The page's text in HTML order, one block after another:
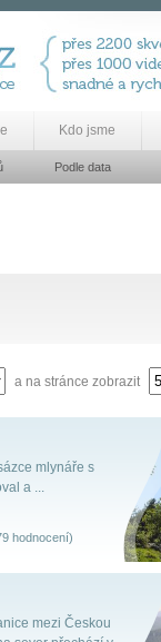
Kdo jsme
Podle data
a na stránce zobrazit
mlynáře s
a ...
hodnocení)
mezi Českou